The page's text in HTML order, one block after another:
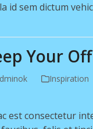
id sem dictum
Your
Inspiration
est consectetur